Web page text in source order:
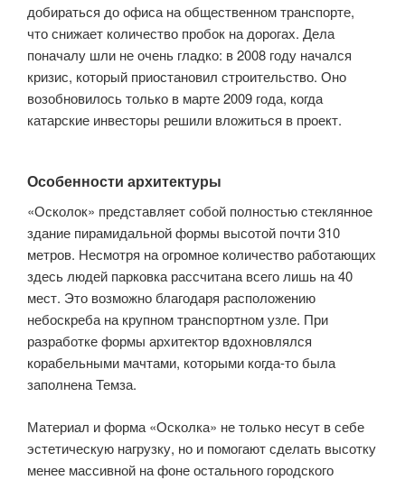
добираться до офиса на общественном транспорте,
что снижает количество пробок на дорогах. Дела
поначалу шли не очень гладко: в 2008 году начался
кризис, который приостановил строительство. Оно
возобновилось только в марте 2009 года, когда
катарские инвесторы решили вложиться в проект.
Особенности архитектуры
«Осколок» представляет собой полностью стеклянное
здание пирамидальной формы высотой почти 310
метров. Несмотря на огромное количество работающих
здесь людей парковка рассчитана всего лишь на 40
мест. Это возможно благодаря расположению
небоскреба на крупном транспортном узле. При
разработке формы архитектор вдохновлялся
корабельными мачтами, которыми когда-то была
заполнена Темза.
Материал и форма «Осколка» не только несут в себе
эстетическую нагрузку, но и помогают сделать высотку
менее массивной на фоне остального городского